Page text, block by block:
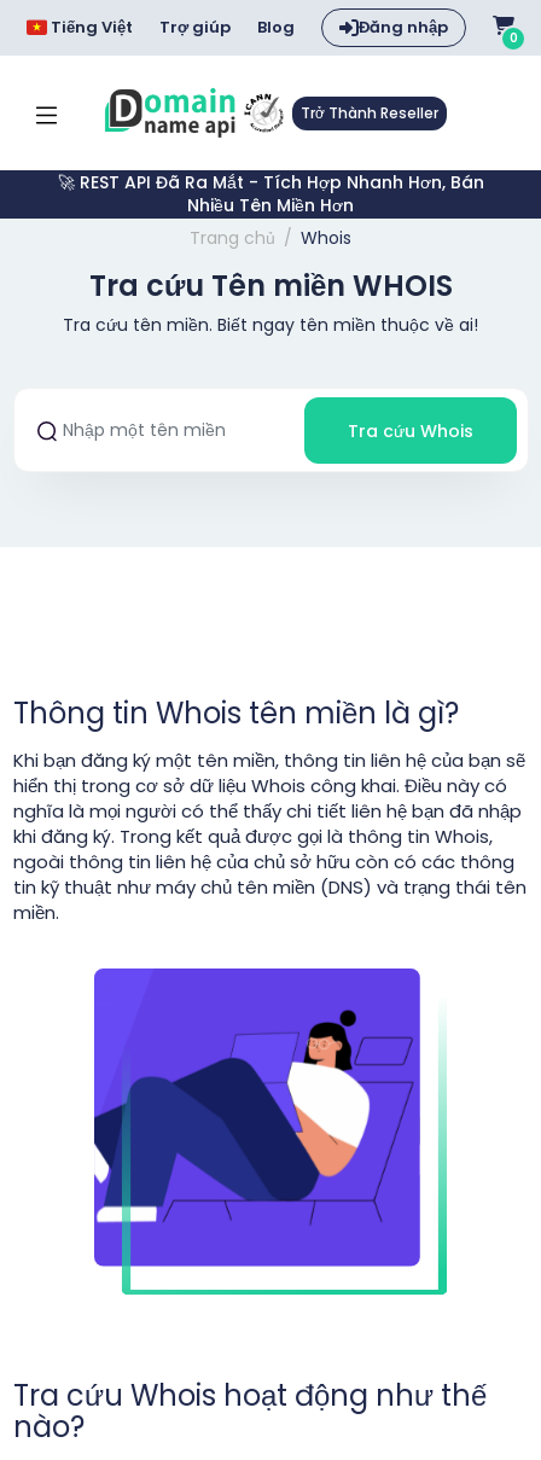
Tiếng Việt Trợ giúp Blog Đăng nhập 0
Trở Thành Reseller
🚀 REST API Đã Ra Mắt - Tích Hợp Nhanh Hơn, Bán
Nhiều Tên Miền Hơn
Trang chủ
Whois
Tra cứu Tên miền WHOIS
Tra cứu tên miền. Biết ngay tên miền thuộc về ai!
Tra cứu Whois
Thông tin Whois tên miền là gì?
Khi bạn đăng ký một tên miền, thông tin liên hệ của bạn sẽ
hiển thị trong cơ sở dữ liệu Whois công khai. Điều này có
nghĩa là mọi người có thể thấy chi tiết liên hệ bạn đã nhập
khi đăng ký. Trong kết quả được gọi là thông tin Whois,
ngoài thông tin liên hệ của chủ sở hữu còn có các thông
tin kỹ thuật như máy chủ tên miền (DNS) và trạng thái tên
miền.
Tra cứu Whois hoạt động như thế
nào?